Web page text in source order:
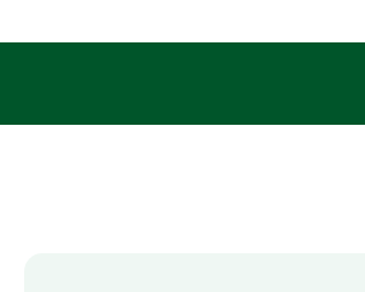
contenido